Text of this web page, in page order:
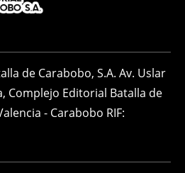
de Carabobo, S.A. Av. Uslar
Complejo Editorial Batalla de
- Carabobo RIF: